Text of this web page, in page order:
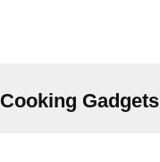
Cooking Gadgets